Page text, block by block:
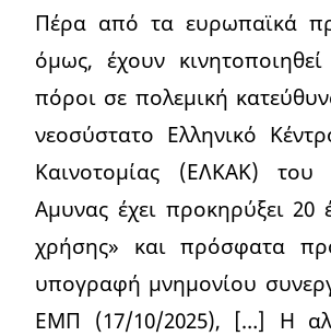
Πέρα από τα ευρωπαϊκά
όμως, έχουν κινητοποιηθεί
πόροι σε πολεμική
νεοσύστατο Ελληνικό
Καινοτομίας (ΕΛΚΑΚ) του
Αμυνας έχει προκηρύξει 20
χρήσης» και πρόσφατα
υπογραφή μνημονίου
ΕΜΠ (17/10/2025), […] Η